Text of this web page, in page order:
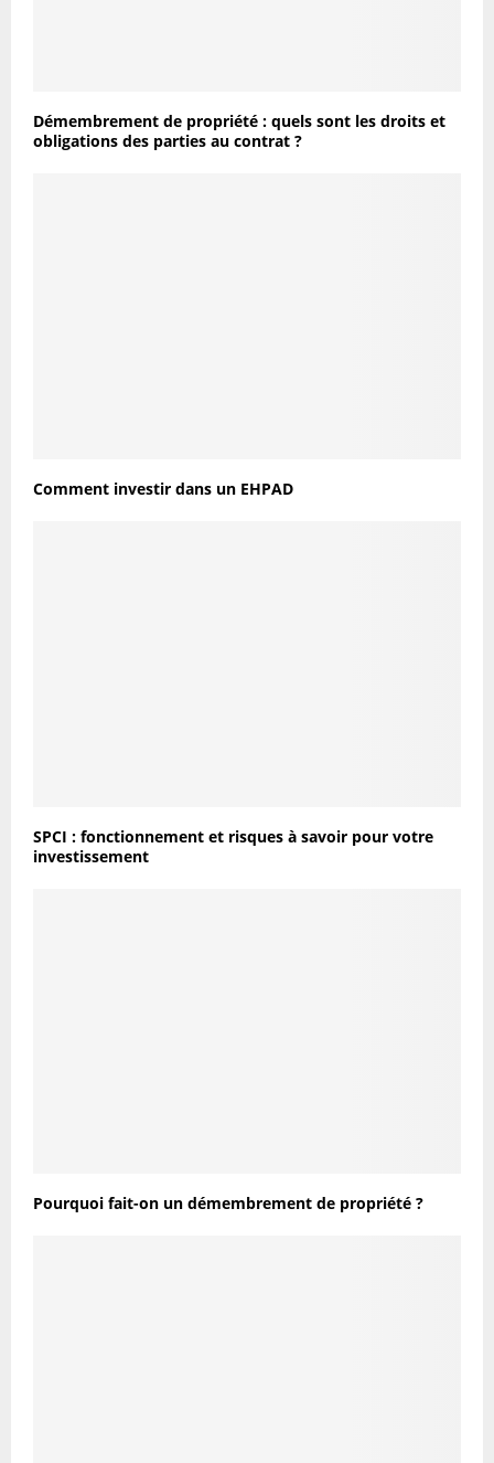
Démembrement de propriété : quels sont les droits et
obligations des parties au contrat ?
Comment investir dans un EHPAD
SPCI : fonctionnement et risques à savoir pour votre
investissement
Pourquoi fait-on un démembrement de propriété ?